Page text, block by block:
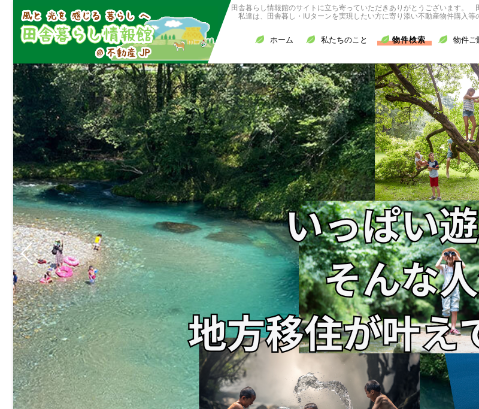
田舎暮らし情報館のサイトに立ち寄っていただきありがとうございます。
私達は、田舎暮し・IUターンを実現したい方に寄り添い不動産物件購入等
ホーム 私たちのこと 物件検索 物件ご